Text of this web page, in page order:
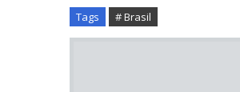
Tags # Brasil